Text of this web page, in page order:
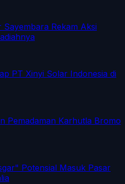
Rekam Aksi
PT Xinyi Solar Indonesia di
Pemadaman Karhutla Bromo
Potensial Masuk Pasar